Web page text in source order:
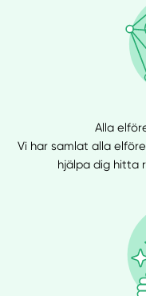
Alla
Vi har samlat alla
hjälpa dig hitta